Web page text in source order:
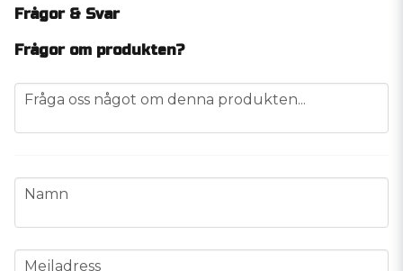
Frågor & Svar
Frågor om produkten?
question
Fråga oss något om denna produkten...
name
Namn
email
Mejladress